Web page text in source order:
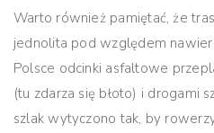
Warto również pamiętać, że
jednolita pod względem
Polsce odcinki asfaltowe
(tu zdarza się błoto) i drogami
szlak wytyczono tak, by